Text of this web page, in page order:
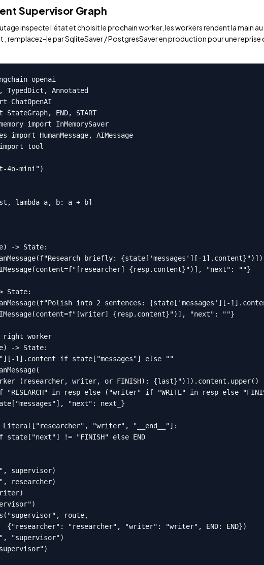
Supervisor Graph
inspecte l’état et choisit le prochain worker, les workers rendent la main au
; remplacez-le par SqliteSaver / PostgresSaver en production pour une reprise
openai
Annotated
ChatOpenAI
END, START
import InMemorySaver
import HumanMessage, AIMessage
tool
4o-mini")
lambda a, b: a + b]
-> State:
briefly: {state['messages'][-1].content}")])
{resp.content}")], "next": ""}
State:
into 2 sentences: {state['messages'][-
{resp.content}")], "next": ""}
right worker
-> State:
1].content if state["messages"] else ""
(researcher, writer, or FINISH): {last}")]).content.upper()
"RESEARCH" in resp else ("writer" if "WRITE" in resp else
"next": next_}
"writer", "__end__"]:
state["next"] != "FINISH" else END
supervisor)
researcher)
route,
{"researcher": "researcher", "writer": "writer", END: END})
"supervisor")